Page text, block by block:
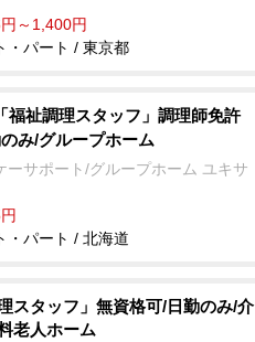
～1,400円
・パート / 東京都
「福祉調理スタッフ」調理師免許
み/グループホーム
ーサポート/グループホーム ユキサ
・パート / 北海道
スタッフ」無資格可/日勤のみ/介
老人ホーム